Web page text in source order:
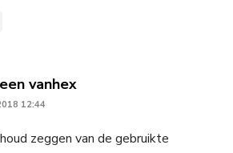
vanhexsays:
12:44
zeggen van de gebruikte